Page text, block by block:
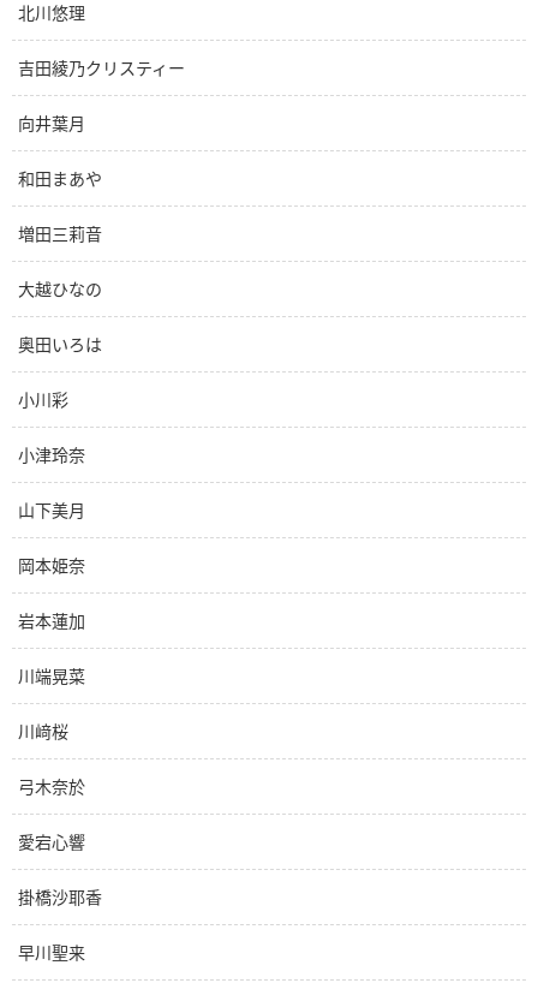
北川悠理
吉田綾乃クリスティー
向井葉月
和田まあや
増田三莉音
大越ひなの
奥田いろは
小川彩
小津玲奈
山下美月
岡本姫奈
岩本蓮加
川端晃菜
川﨑桜
弓木奈於
愛宕心響
掛橋沙耶香
早川聖来